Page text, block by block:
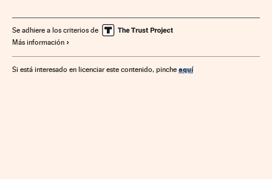
Se adhiere a los criterios de
Más información
Si está interesado en licenciar este contenido, pinche aquí